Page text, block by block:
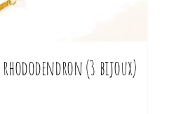
(3 bijoux)